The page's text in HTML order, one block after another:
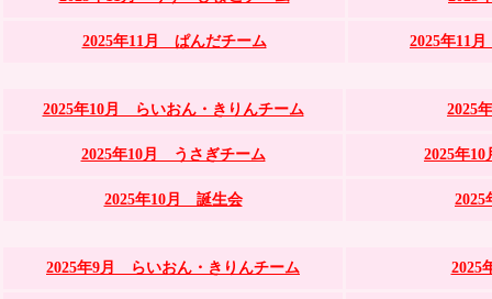
2025年11月 ぱんだチーム 2025年11
2025年10月 らいおん・きりんチーム 2025
2025年10月 うさぎチーム 2025年
2025年10月 誕生会
2025年9月 らいおん・きりんチーム 2025